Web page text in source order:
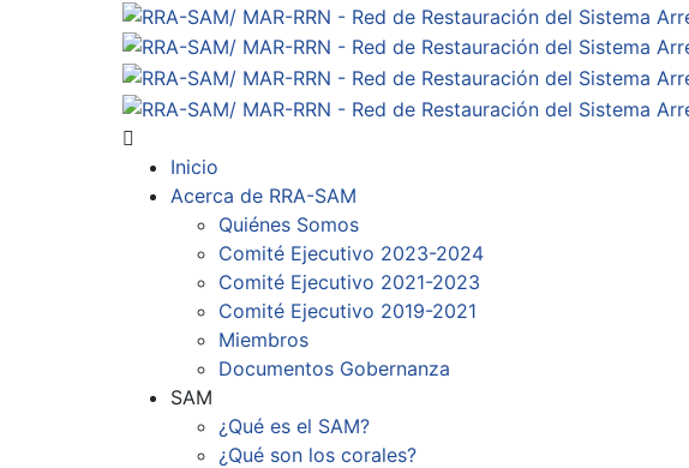
Inicio
Acerca de RRA-SAM
Quiénes Somos
Comité Ejecutivo 2023-2024
Comité Ejecutivo 2021-2023
Comité Ejecutivo 2019-2021
Miembros
Documentos Gobernanza
SAM
¿Qué es el SAM?
¿Qué son los corales?